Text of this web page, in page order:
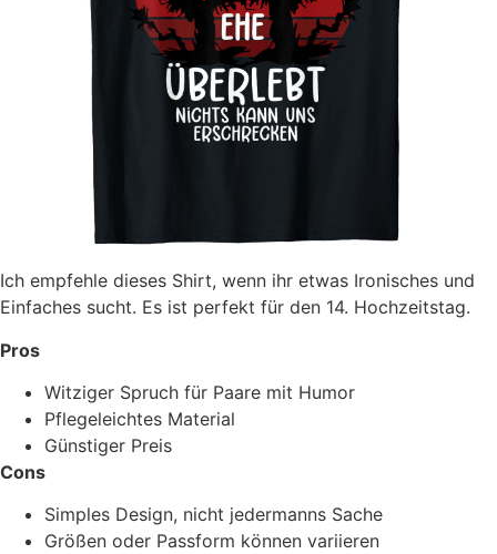
Ich empfehle dieses Shirt, wenn ihr etwas Ironisches und
Einfaches sucht. Es ist perfekt für den 14. Hochzeitstag.
Pros
Witziger Spruch für Paare mit Humor
Pflegeleichtes Material
Günstiger Preis
Cons
Simples Design, nicht jedermanns Sache
Größen oder Passform können variieren